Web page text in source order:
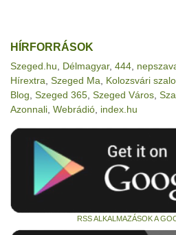
HÍRFORRÁSOK
Szeged.hu Délmagyar, 444
Hírextra Szeged Ma Kolozsvári
Blog Szeged 365 Szeged Város
Azonnali Webrádió index.hu
RSS ALKALMAZÁSOK A